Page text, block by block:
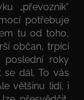
„převozník“
potřebuje
tu od toho,
občan, trpící
poslední roky
se dál. To vás
většinu lidí, i